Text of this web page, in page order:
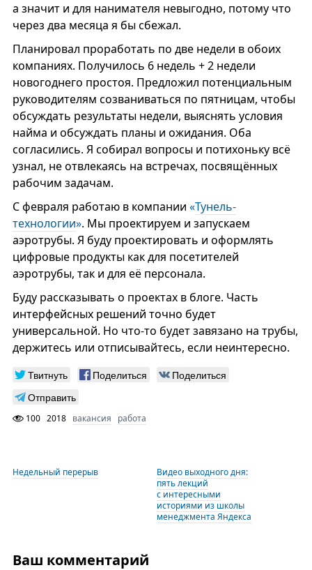
а значит и для нанимателя невыгодно, потому что
через два месяца я бы сбежал.
Планировал проработать по две недели в обоих
компаниях. Получилось 6 недель + 2 недели
новогоднего простоя. Предложил потенциальным
руководителям созваниваться по пятницам, чтобы
обсуждать результаты недели, выяснять условия
найма и обсуждать планы и ожидания. Оба
согласились. Я собирал вопросы и потихоньку всё
узнал, не отвлекаясь на встречах, посвящённых
рабочим задачам.
С февраля работаю в компании «Тунель-
технологии». Мы проектируем и запускаем
аэротрубы. Я буду проектировать и оформлять
цифровые продукты как для посетителей
аэротрубы, так и для её персонала.
Буду рассказывать о проектах в блоге. Часть
интерфейсных решений точно будет
универсальной. Но что-то будет завязано на трубы,
держитесь или отписывайтесь, если неинтересно.
Твитнуть Поделиться
Поделиться
Отправить
100 2018 вакансия работа
Недельный перерыв
Видео выходного дня:
пять лекций
с интересными
историями из школы
менеджмента Яндекса
Ваш комментарий